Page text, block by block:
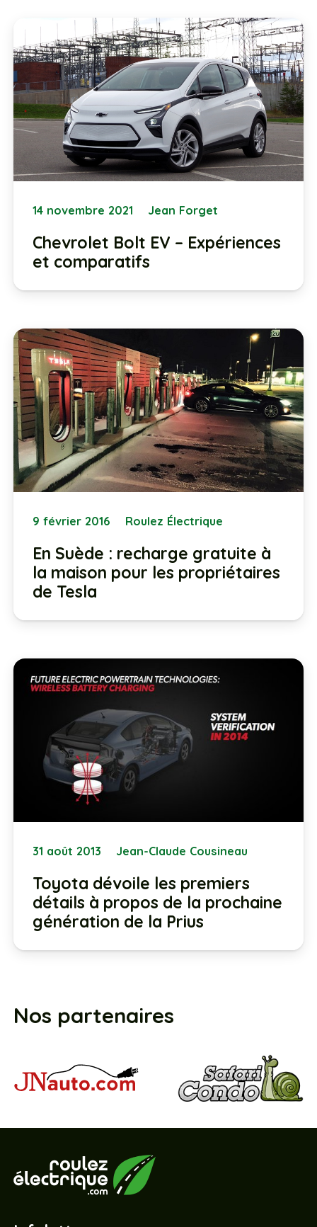
14 novembre 2021 Jean Forget
Chevrolet Bolt EV – Expériences
et comparatifs
9 février 2016 Roulez Électrique
En Suède : recharge gratuite à
la maison pour les propriétaires
de Tesla
31 août 2013 Jean-Claude Cousineau
Toyota dévoile les premiers
détails à propos de la prochaine
génération de la Prius
Nos partenaires